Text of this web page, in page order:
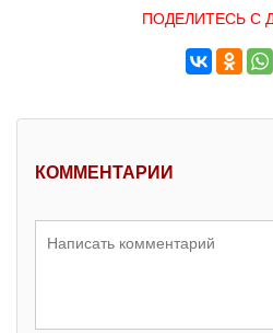
ПОДЕЛИТЕСЬ С
КОММЕНТАРИИ